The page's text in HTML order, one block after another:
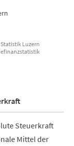
Statistik Luzern
Steuerkraft
Mittel der